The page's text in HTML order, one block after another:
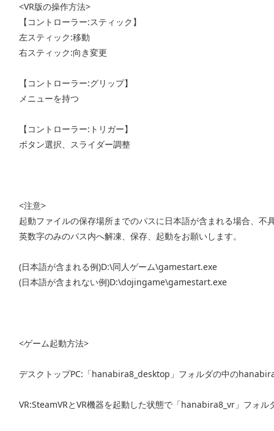
<VR版の操作方法>
【コントローラー:スティック】
左スティック:移動
右スティック:向き変更
【コントローラー:グリップ】
メニューを持つ
【コントローラー:トリガー】
ボタン選択、スライダー調整
<注意>
起動ファイルの保存場所までのパスに日本語が含まれる場合、不
英数字のみのパス内へ解凍、保存、起動をお願いします。
(日本語が含まれる例)D:\同人ゲーム\gamestart.exe
(日本語が含まれない例)D:\dojingame\gamestart.exe
<ゲーム起動方法>
デスクトップPC:「hanabira8_desktop」フォルダの中の
VR:SteamVRとVR機器を起動した状態で「hanabira8_vr」フォ